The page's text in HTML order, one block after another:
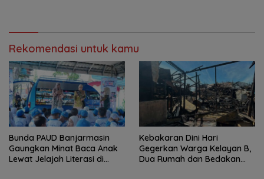
Rekomendasi untuk kamu
Bunda PAUD Banjarmasin
Gaungkan Minat Baca Anak
Lewat Jelajah Literasi di
Kebakaran Dini Hari
Gegerkan Warga Kelayan B,
Dua Rumah dan Bedakan